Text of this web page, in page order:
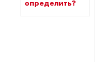
определить?